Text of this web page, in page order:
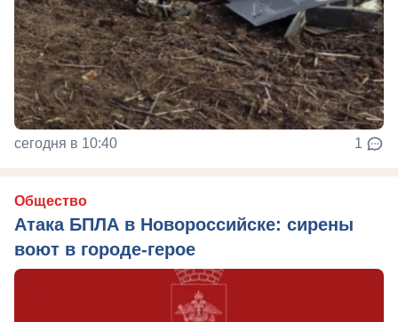
сегодня в 10:40 1
Общество
Атака БПЛА в Новороссийске: сирены
воют в городе-герое